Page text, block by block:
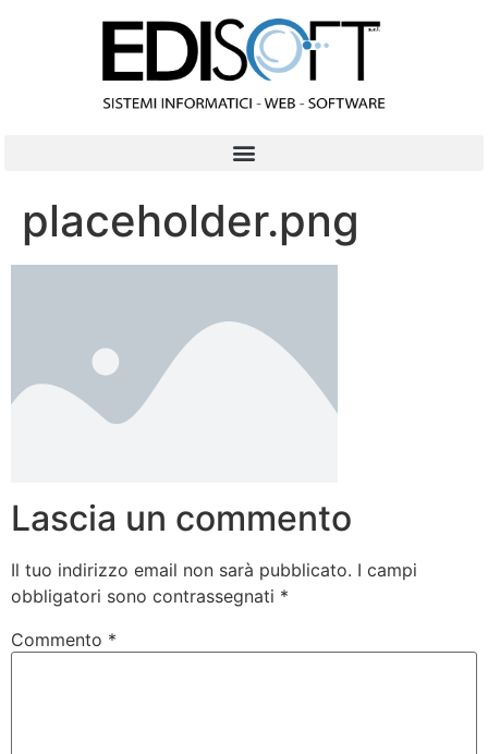
placeholder.png
Lascia un commento
Il tuo indirizzo email non sarà pubblicato. I campi
obbligatori sono contrassegnati *
Commento *